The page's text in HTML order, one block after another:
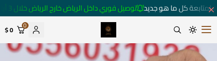
كل ما هو جديد توصيل فوري داخل الرياض خارج الرياض خلال 3 أيام 🚚
متجر ساعات رومانس
0
0 $